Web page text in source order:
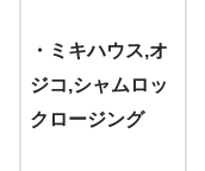
・ミキハウス,オ
ジコ,シャムロッ
クロージング